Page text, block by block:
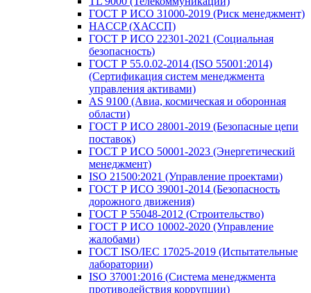
ГОСТ Р ИСО 31000-2019 (Риск менеджмент)
HACCP (ХАССП)
ГОСТ Р ИСО 22301-2021 (Социальная
безопасность)
ГОСТ Р 55.0.02-2014 (ISO 55001:2014)
(Сертификация систем менеджмента
управления активами)
AS 9100 (Авиа, космическая и оборонная
области)
ГОСТ Р ИСО 28001-2019 (Безопасные цепи
поставок)
ГОСТ Р ИСО 50001-2023 (Энергетический
менеджмент)
ISO 21500:2021 (Управление проектами)
ГОСТ Р ИСО 39001-2014 (Безопасность
дорожного движения)
ГОСТ Р 55048-2012 (Строительство)
ГОСТ Р ИСО 10002-2020 (Управление
жалобами)
ГОСТ ISO/IEC 17025-2019 (Испытательные
лаборатории)
ISO 37001:2016 (Система менеджмента
противодействия коррупции)